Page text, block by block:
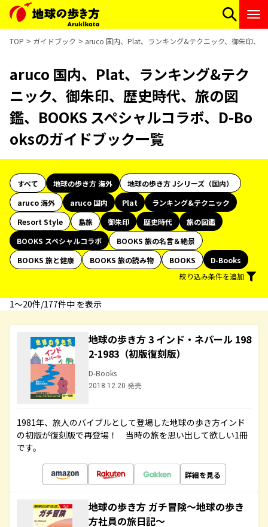
TOP ガイドブック aruco 国内、Plat、ランキング&テクニック、御朱印、
aruco 国内、Plat、ランキング&テク
ニック、御朱印、歴史時代、旅の図
鑑、BOOKS スペシャルコラボ、D-Bo
oksのガイドブック一覧
すべて 地球の歩き方 海外
地球の歩き方 Jシリーズ（国内）
aruco 海外
aruco 国内 Plat
ランキング&テクニック
Resort Style
島旅 御朱印 歴史時代
旅の図鑑
BOOKS スペシャルコラボ
BOOKS 旅の名言＆絶景
BOOKS 旅と健康
BOOKS 旅の読み物 BOOKS
D-Books
絞り込み条件を追加
1〜20件/177件中 を表示
地球の歩き方 3 インド・ネパール 198
2-1983（初版復刻版）
D-Books
2018.12.20 発売
1981年、旅人のバイブルとして登場した地球の歩き方インド
の初版が復刻版で再登場！ 当時の旅を思い出して欲しい1冊
です。
詳細を見る
地球の歩き方 ガチ冒険～地球の歩き
方社員の旅日記～